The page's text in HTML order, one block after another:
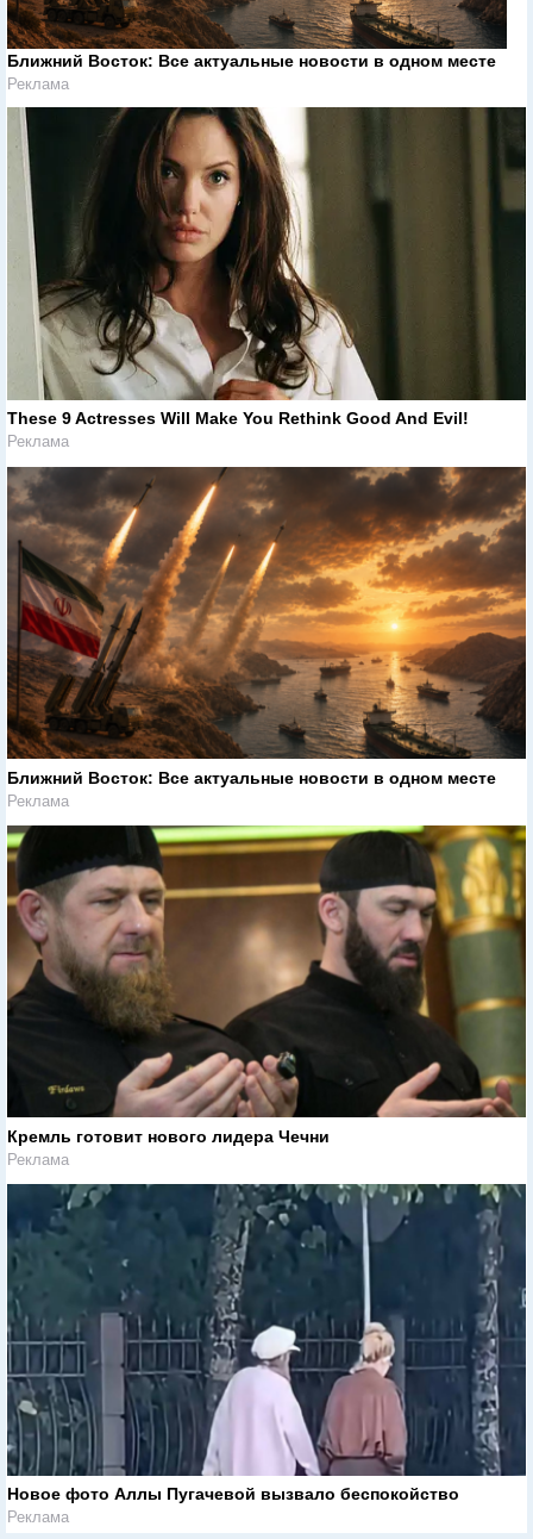
Ближний Восток: Все актуальные новости в одном месте
Реклама
These 9 Actresses Will Make You Rethink Good And Evil!
Реклама
Ближний Восток: Все актуальные новости в одном месте
Реклама
Кремль готовит нового лидера Чечни
Реклама
Новое фото Аллы Пугачевой вызвало беспокойство
Реклама